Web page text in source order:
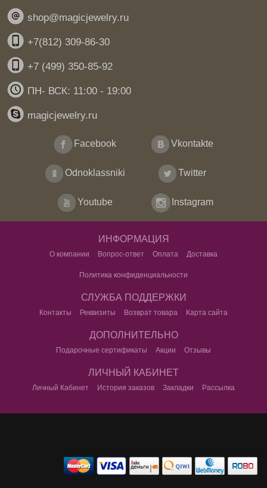
shop@magicjewelry.ru
+7(812) 309-86-30
+7 (499) 350-85-92
ПН- ВСК: 11:00 - 19:00
magicjewelry.ru
Facebook Vkontakte
Odnoklassniki Twitter
Youtube Instagram
ИНФОРМАЦИЯ
О компании Вопрос-ответ Оплата Доставка
Политика конфиденциальности
СЛУЖБА ПОДДЕРЖКИ
Контакты Реквизиты Возврат товара Карта сайта
ДОПОЛНИТЕЛЬНО
Подарочные сертификаты Акции Отзывы
ЛИЧНЫЙ КАБИНЕТ
Личный Кабинет История заказов Закладки Рассылка